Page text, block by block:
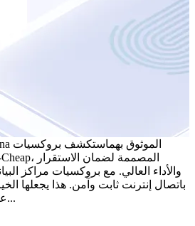
وكلاء مركز البيانات Arizona الموثوق بهماستكشف بروكسيات
والأداء العالي. مع بروكسيات مراكز
باتصال إنترنت ثابت وآمن. هذا يجعلها
عبر الإنترنت، مما يضمن لك...